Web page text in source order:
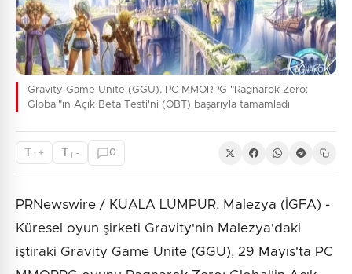
Gravity Game Unite (GGU), PC MMORPG "Ragnarok Zero:
Global"ın Açık Beta Testi'ni (OBT) başarıyla tamamladı
TT+ TT - 0
PRNewswire / KUALA LUMPUR, Malezya (İGFA) -
Küresel oyun şirketi Gravity'nin Malezya'daki
iştiraki Gravity Game Unite (GGU), 29 Mayıs'ta PC